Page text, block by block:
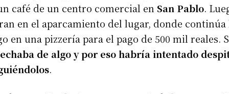
café de un centro comercial en San Pablo.
en el aparcamiento del lugar, donde
en una pizzería para el pago de 500 mil reales.
de algo y por eso habría intentado
.